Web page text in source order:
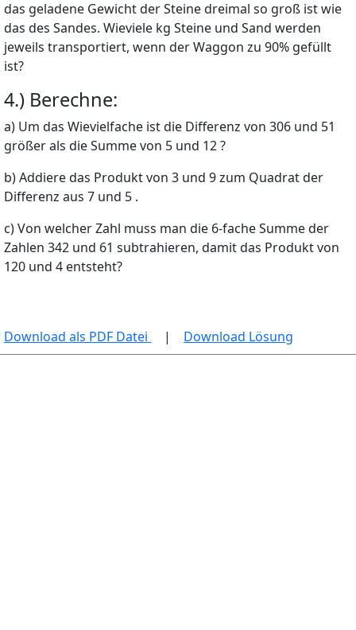
das geladene Gewicht der Steine dreimal so groß ist wie
das des Sandes. Wieviele kg Steine und Sand werden
jeweils transportiert, wenn der Waggon zu 90% gefüllt
ist?
4.) Berechne:
a) Um das Wievielfache ist die Differenz von 306 und 51
größer als die Summe von 5 und 12 ?
b) Addiere das Produkt von 3 und 9 zum Quadrat der
Differenz aus 7 und 5 .
c) Von welcher Zahl muss man die 6-fache Summe der
Zahlen 342 und 61 subtrahieren, damit das Produkt von
120 und 4 entsteht?
Download als PDF Datei | Download Lösung